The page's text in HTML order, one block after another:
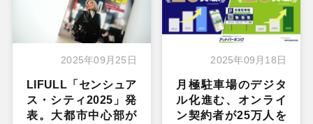
2025年09月25日
LIFULL「センシュア
ス・シティ2025」発
表。大都市中心部が
2025年09月18日
月極駐車場のデジタ
ル化進む、オンライ
ン契約者が25万人を